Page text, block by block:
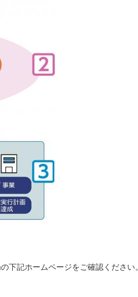
下記ホームページをご確認ください。